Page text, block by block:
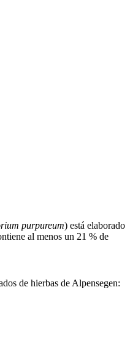
purpureum) está elaborado
al menos un 21 % de
de hierbas de Alpensegen: